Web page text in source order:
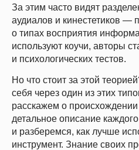
За этим часто видят
аудиалов и кинестетиков —
о типах восприятия
используют коучи, авторы
и психологических тестов.
Но что стоит за этой
себя через один из этих
расскажем о
детальное описание
и разберемся, как лучше
инструмент. Знание своих